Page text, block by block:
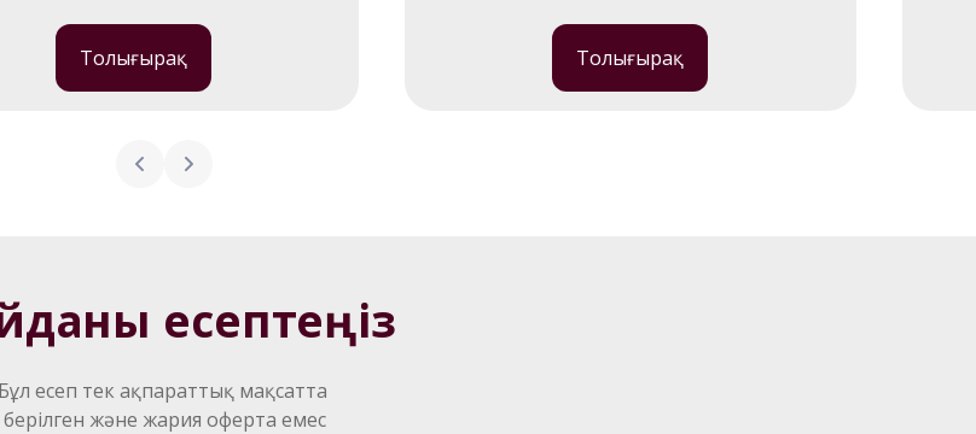
Толығырақ Толығырақ
есептеңіз
Бұл есеп тек ақпараттық мақсатта
берілген және жария оферта емес